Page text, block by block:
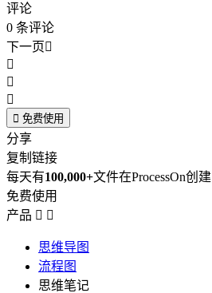
评论
0 条评论
下一页



 免费使用
分享
复制链接
每天有100,000+文件在ProcessOn创建
免费使用
产品  
思维导图
流程图
思维笔记